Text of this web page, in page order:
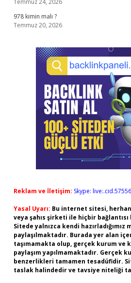
Temmuz 24, 2026
978 kimin malı ?
Temmuz 20, 2026
Reklam ve İletişim: Skype:
Yasal Uyarı: Bu internet sitesi,
veya şahıs şirketi ile hiçbir
Sitede yalnızca kendi hazırladığımız
paylaşılmaktadır. Burada yer alan
taşımamakta olup, gerçek kurum ve
paylaşım yapılmamaktadır. Gerçek
benzerlikleri tamamen tesadüfidir.
taslak halindedir ve tavsiye niteliği